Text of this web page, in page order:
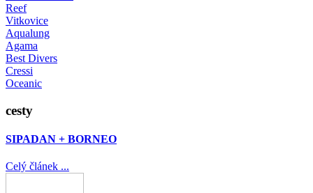
Reef
Vitkovice
Aqualung
Agama
Best Divers
Cressi
Oceanic
cesty
SIPADAN + BORNEO
Celý článek ...